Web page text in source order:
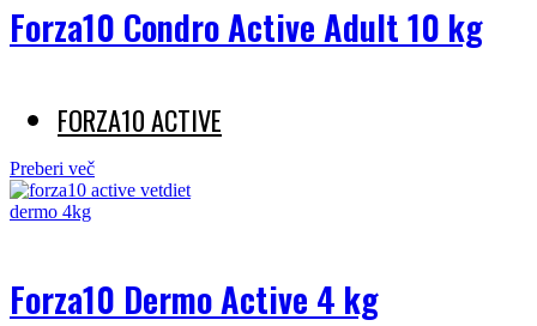
Forza10 Condro Active Adult 10 kg
FORZA10 ACTIVE
Preberi več
Forza10 Dermo Active 4 kg